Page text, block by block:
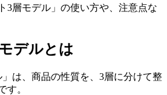
3層モデル」の使い方や、注意点な
デルとは
」は、商品の性質を、3層に分けて整
す。